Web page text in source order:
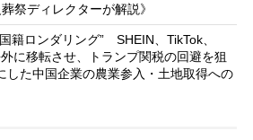
祭ディレクターが解説》
籍ロンダリング” SHEIN、TikTok、
に移転させ、トランプ関税の回避を狙
た中国企業の農業参入・土地取得への